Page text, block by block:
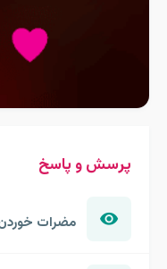
پرسش و پاسخ
مضرات